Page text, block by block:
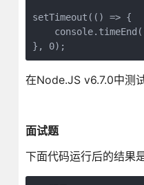
setTimeout(() => {
在Node.JS v6.7.0中测
面试题
下面代码运行后的结果